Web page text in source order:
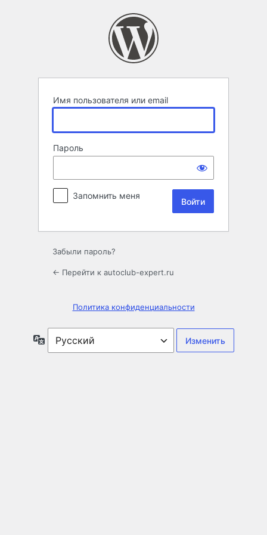
Имя пользователя или email
Пароль
Запомнить меня
Забыли пароль?
← Перейти к autoclub-expert.ru
Политика конфиденциальности
Язык